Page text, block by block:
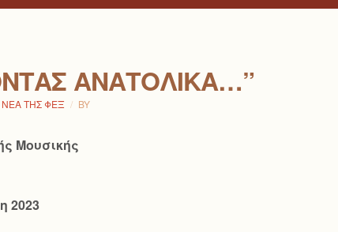
ΑΝΑΤΟΛΙΚΆ…”
ΝΈΑ ΤΗΣ ΦΕΞ BY
Μουσικής
2023